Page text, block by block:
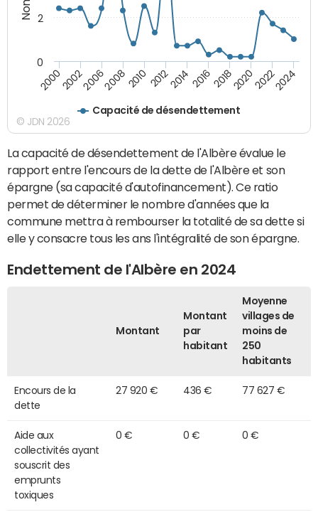
Capacité de désendettement
20002002200620082010 2012201420162018202020222024
0
2
© JDN 2026
La capacité de désendettement de l'Albère évalue le
rapport entre l'encours de la dette de l'Albère et son
épargne (sa capacité d'autofinancement). Ce ratio
permet de déterminer le nombre d'années que la
commune mettra à rembourser la totalité de sa dette si
elle y consacre tous les ans l'intégralité de son épargne.
Endettement de l'Albère en 2024
Montant
Montant
par
habitant
Moyenne
villages de
moins de
250
habitants
Encours de la
dette
27 920 € 436 € 77 627 €
Aide aux
collectivités ayant
souscrit des
emprunts
toxiques
0 € 0 € 0 €